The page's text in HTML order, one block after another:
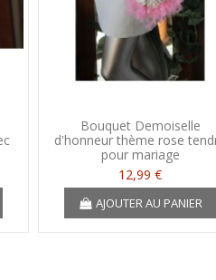
Bouquet Demoiselle
d'honneur thème rose
pour mariage
12,99 €
AJOUTER AU PANIER